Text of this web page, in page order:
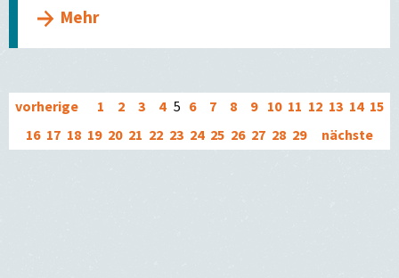
Mehr
vorherige 1 2 3 4 5 6 7 8 9 10 11 12 13 14 15
16 17 18 19 20 21 22 23 24 25 26 27 28 29 nächste